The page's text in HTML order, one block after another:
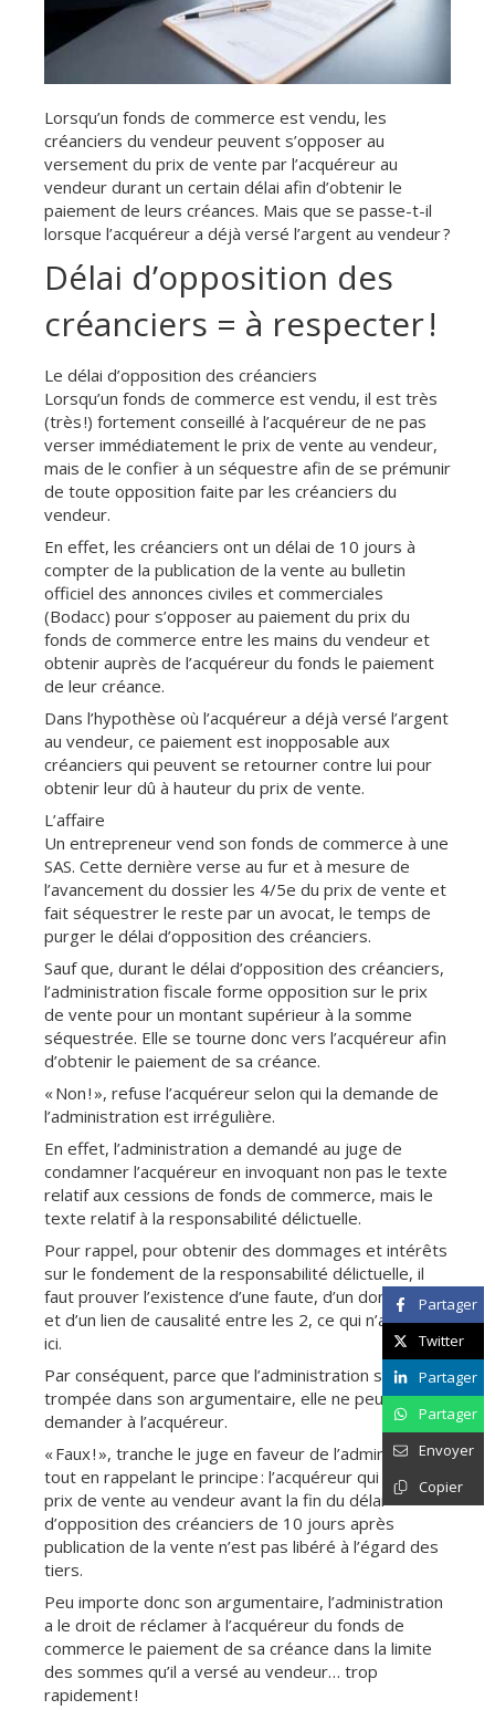
Lorsqu’un fonds de commerce est vendu, les
créanciers du vendeur peuvent s’opposer au
versement du prix de vente par l’acquéreur au
vendeur durant un certain délai afin d’obtenir le
paiement de leurs créances. Mais que se passe-t-il
lorsque l’acquéreur a déjà versé l’argent au vendeur ?
Délai d’opposition des
créanciers = à respecter !
Le délai d’opposition des créanciers
Lorsqu’un fonds de commerce est vendu, il est très
(très !) fortement conseillé à l’acquéreur de ne pas
verser immédiatement le prix de vente au vendeur,
mais de le confier à un séquestre afin de se prémunir
de toute opposition faite par les créanciers du
vendeur.
En effet, les créanciers ont un délai de 10 jours à
compter de la publication de la vente au bulletin
officiel des annonces civiles et commerciales
(Bodacc) pour s’opposer au paiement du prix du
fonds de commerce entre les mains du vendeur et
obtenir auprès de l’acquéreur du fonds le paiement
de leur créance.
Dans l’hypothèse où l’acquéreur a déjà versé l’argent
au vendeur, ce paiement est inopposable aux
créanciers qui peuvent se retourner contre lui pour
obtenir leur dû à hauteur du prix de vente.
L’affaire
Un entrepreneur vend son fonds de commerce à une
SAS. Cette dernière verse au fur et à mesure de
l’avancement du dossier les 4/5e du prix de vente et
fait séquestrer le reste par un avocat, le temps de
purger le délai d’opposition des créanciers.
Sauf que, durant le délai d’opposition des créanciers,
l’administration fiscale forme opposition sur le prix
de vente pour un montant supérieur à la somme
séquestrée. Elle se tourne donc vers l’acquéreur afin
d’obtenir le paiement de sa créance.
« Non ! », refuse l’acquéreur selon qui la demande de
l’administration est irrégulière.
En effet, l’administration a demandé au juge de
condamner l’acquéreur en invoquant non pas le texte
relatif aux cessions de fonds de commerce, mais le
texte relatif à la responsabilité délictuelle.
Pour rappel, pour obtenir des dommages et intérêts
sur le fondement de la responsabilité délictuelle, il
faut prouver l’existence d’une faute, d’un dommage
et d’un lien de causalité entre les 2, ce qui n’a été fait
ici.
Par conséquent, parce que l’administration s’est
trompée dans son argumentaire, elle ne peut rien
demander à l’acquéreur.
« Faux ! », tranche le juge en faveur de l’administration
tout en rappelant le principe : l’acquéreur qui verse le
prix de vente au vendeur avant la fin du délai
d’opposition des créanciers de 10 jours après
publication de la vente n’est pas libéré à l’égard des
tiers.
Peu importe donc son argumentaire, l’administration
a le droit de réclamer à l’acquéreur du fonds de
commerce le paiement de sa créance dans la limite
des sommes qu’il a versé au vendeur… trop
rapidement !
Partager
Twitter
Partager
Partager
Envoyer
Copier